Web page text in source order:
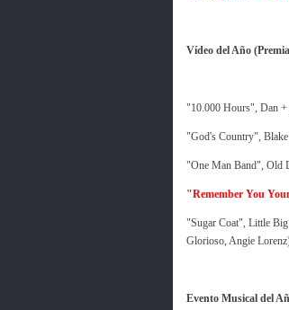
Vídeo del Año
"10.000 Hours", Dan +
"God's Country",
"One Man Band", Old
"Remember You
"Sugar Coat", Little
Glorioso, Angie
Evento Musical del